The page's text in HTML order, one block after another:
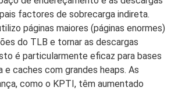
factores de sobrecarga indireta.
páginas maiores (páginas enormes)
do TLB e tornar as descargas
é particularmente eficaz para bases
e caches com grandes heaps. As
como o KPTI, têm aumentado